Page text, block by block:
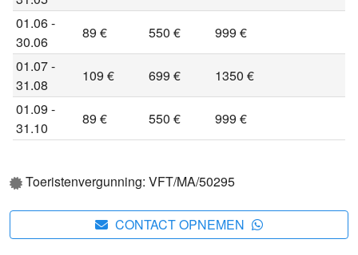
01.06 -
30.06
89 € 550 €
999 €
01.07 -
31.08
109 € 699 €
1350 €
01.09 -
31.10
89 € 550 € 999 €
Toeristenvergunning: VFT/MA/50295
CONTACT OPNEMEN